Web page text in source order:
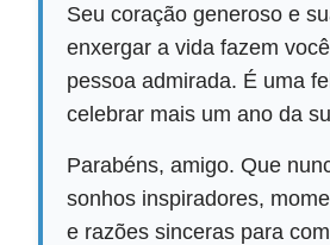
Seu coração generoso e
enxergar a vida fazem
pessoa admirada. É uma
celebrar mais um ano da
Parabéns, amigo. Que
sonhos inspiradores,
e razões sinceras para